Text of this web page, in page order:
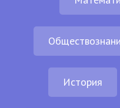
История